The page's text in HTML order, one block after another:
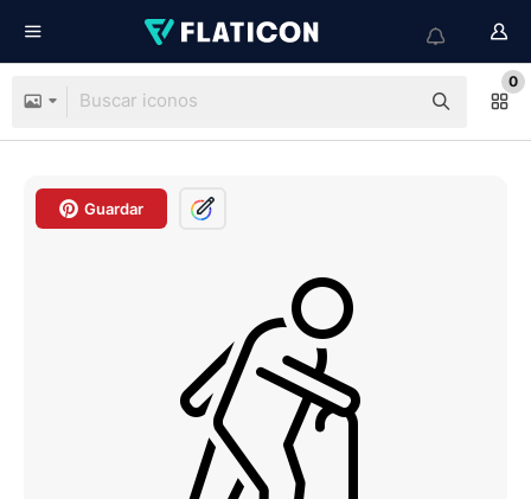
0
Guardar